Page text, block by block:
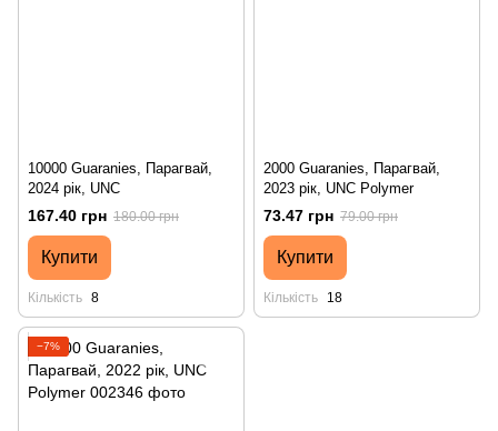
10000 Guaranies, Парагвай,
2024 рік, UNC
167.40 грн 180.00 грн
Купити
Кількість 8
2000 Guaranies, Парагвай,
2023 рік, UNC Polymer
73.47 грн 79.00 грн
Купити
Кількість 18
−7%